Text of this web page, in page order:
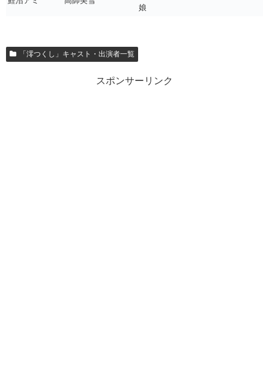
娘
「澪つくし」キャスト・出演者一覧
スポンサーリンク